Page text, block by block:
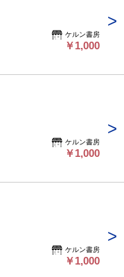
ケルン書房
￥1,000
ケルン書房
￥1,000
ケルン書房
￥1,000